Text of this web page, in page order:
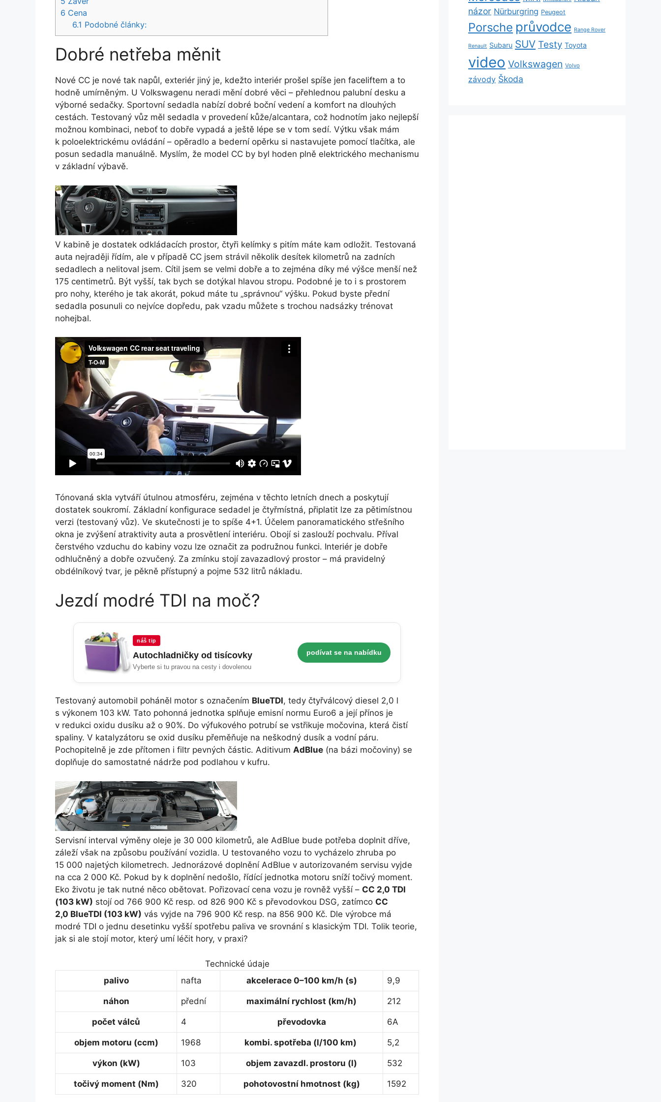
6 Cena
6.1 Podobné články:
Dobré netřeba měnit
Nové CC je nové tak napůl, exteriér jiný je, kdežto interiér prošel spíše jen faceliftem a to
hodně umírněným. U Volkswagenu neradi mění dobré věci – přehlednou palubní desku a
výborné sedačky. Sportovní sedadla nabízí dobré boční vedení a komfort na dlouhých
cestách. Testovaný vůz měl sedadla v provedení kůže/alcantara, což hodnotím jako nejlepší
možnou kombinaci, neboť to dobře vypadá a ještě lépe se v tom sedí. Výtku však mám
k poloelektrickému ovládání – opěradlo a bederní opěrku si nastavujete pomocí tlačítka, ale
posun sedadla manuálně. Myslím, že model CC by byl hoden plně elektrického mechanismu
v základní výbavě.
V kabině je dostatek odkládacích prostor, čtyři kelímky s pitím máte kam odložit. Testovaná
auta nejraději řídím, ale v případě CC jsem strávil několik desítek kilometrů na zadních
sedadlech a nelitoval jsem. Cítil jsem se velmi dobře a to zejména díky mé výšce menší než
175 centimetrů. Být vyšší, tak bych se dotýkal hlavou stropu. Podobné je to i s prostorem
pro nohy, kterého je tak akorát, pokud máte tu „správnou“ výšku. Pokud byste přední
sedadla posunuli co nejvíce dopředu, pak vzadu můžete s trochou nadsázky trénovat
nohejbal.
Tónovaná skla vytváří útulnou atmosféru, zejména v těchto letních dnech a poskytují
dostatek soukromí. Základní konfigurace sedadel je čtyřmístná, připlatit lze za pětimístnou
verzi (testovaný vůz). Ve skutečnosti je to spíše 4+1. Účelem panoramatického střešního
okna je zvýšení atraktivity auta a prosvětlení interiéru. Obojí si zaslouží pochvalu. Příval
čerstvého vzduchu do kabiny vozu lze označit za podružnou funkci. Interiér je dobře
odhlučněný a dobře ozvučený. Za zmínku stojí zavazadlový prostor – má pravidelný
obdélníkový tvar, je pěkně přístupný a pojme 532 litrů nákladu.
Jezdí modré TDI na moč?
náš tip
Autochladničky od tisícovky
Vyberte si tu pravou na cesty i dovolenou
podívat se na nabídku
Testovaný automobil poháněl motor s označením BlueTDI, tedy čtyřválcový diesel 2,0 l
s výkonem 103 kW. Tato pohonná jednotka splňuje emisní normu Euro6 a její přínos je
v redukci oxidu dusíku až o 90%. Do výfukového potrubí se vstřikuje močovina, která čistí
spaliny. V katalyzátoru se oxid dusíku přeměňuje na neškodný dusík a vodní páru.
Pochopitelně je zde přítomen i filtr pevných částic. Aditivum AdBlue (na bázi močoviny) se
doplňuje do samostatné nádrže pod podlahou v kufru.
Servisní interval výměny oleje je 30 000 kilometrů, ale AdBlue bude potřeba doplnit dříve,
záleží však na způsobu používání vozidla. U testovaného vozu to vycházelo zhruba po
15 000 najetých kilometrech. Jednorázové doplnění AdBlue v autorizovaném servisu vyjde
na cca 2 000 Kč. Pokud by k doplnění nedošlo, řídící jednotka motoru sníží točivý moment.
Eko životu je tak nutné něco obětovat. Pořizovací cena vozu je rovněž vyšší – CC 2,0 TDI
(103 kW) stojí od 766 900 Kč resp. od 826 900 Kč s převodovkou DSG, zatímco CC
2,0 BlueTDI (103 kW) vás vyjde na 796 900 Kč resp. na 856 900 Kč. Dle výrobce má
modré TDI o jednu desetinku vyšší spotřebu paliva ve srovnání s klasickým TDI. Tolik teorie,
jak si ale stojí motor, který umí léčit hory, v praxi?
Technické údaje
palivo
nafta akcelerace 0–100 km/h (s) 9,9
náhon přední maximální rychlost (km/h) 212
počet válců 4 převodovka 6A
objem motoru (ccm) 1968 kombi. spotřeba (l/100 km) 5,2
výkon (kW) 103 objem zavazdl. prostoru (l) 532
točivý moment (Nm) 320 pohotovostní hmotnost (kg) 1592
názor Nürburgring Peugeot
Porsche průvodce Range Rover
Renault Subaru SUV Testy Toyota
video Volkswagen Volvo
závody Škoda